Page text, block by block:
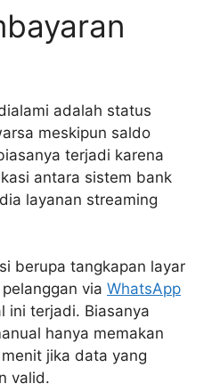
adalah status
meskipun saldo
terjadi karena
antara sistem bank
layanan streaming
berupa tangkapan layar
via WhatsApp
ini terjadi. Biasanya
hanya memakan
jika data yang
valid.